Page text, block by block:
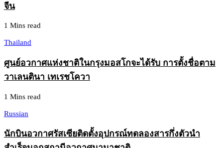
จีน
1 Mins read
Thailand
ศูนย์อวกาศแห่งชาติในกรุงมอสโกจะได้รับ การตั้งชื่อตาม
วาเลนตินา เทเรชโควา
1 Mins read
Russian
นักบินอวกาศรัสเซียติดตั้งอุปกรณ์ทดลองสารกึ่งตัวนำ